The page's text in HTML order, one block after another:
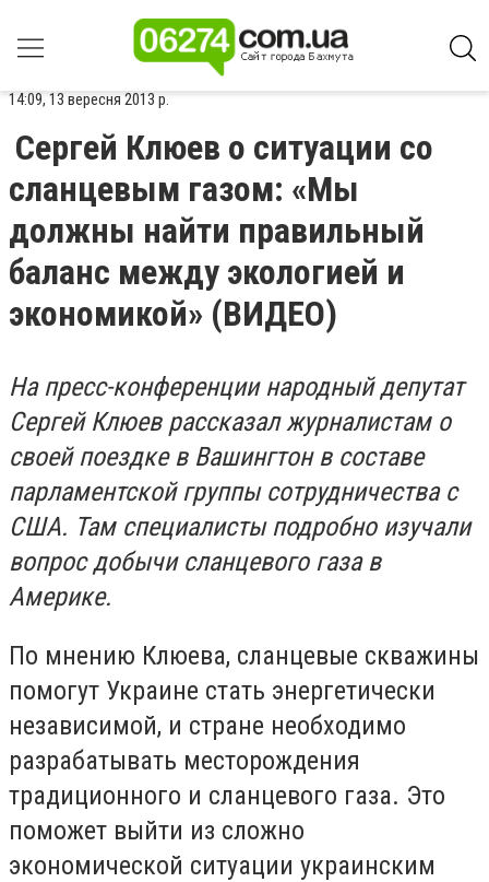
14:09, 13 вересня 2013 р.
Сергей Клюев о ситуации со
сланцевым газом: «Мы
должны найти правильный
баланс между экологией и
экономикой» (ВИДЕО)
На пресс-конференции народный депутат
Сергей Клюев рассказал журналистам о
своей поездке в Вашингтон в составе
парламентской группы сотрудничества с
США. Там специалисты подробно изучали
вопрос добычи сланцевого газа в
Америке.
По мнению Клюева, сланцевые скважины
помогут Украине стать энергетически
независимой, и стране необходимо
разрабатывать месторождения
традиционного и сланцевого газа. Это
поможет выйти из сложно
экономической ситуации украинским